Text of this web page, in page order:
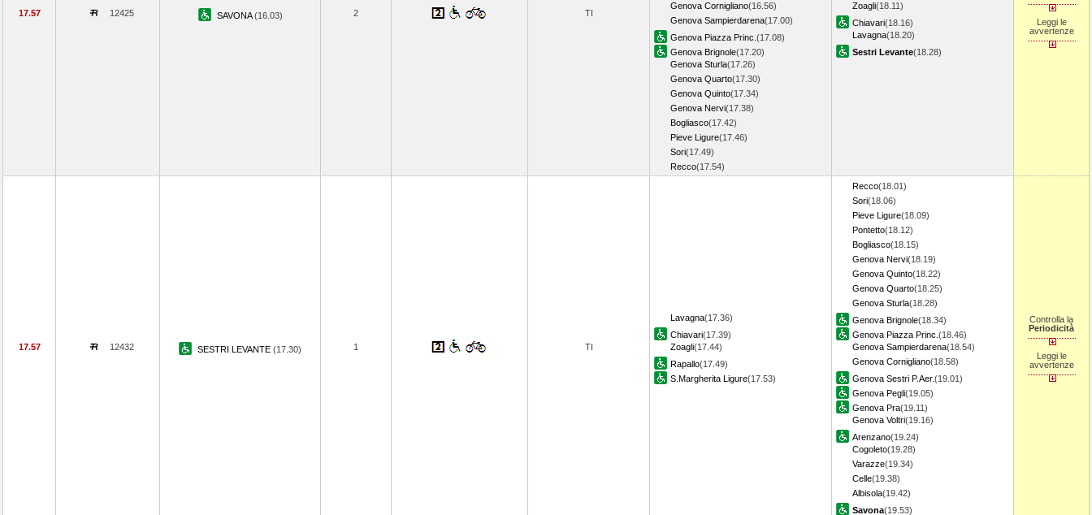
17.57 12425 SAVONA(16.03) 2 TI
Genova Cornigliano(16.56)
Genova Sampierdarena(17.00)
Genova Piazza Princ. (17.08)
Genova Brignole(17.20)
Genova Sturla(17.26)
Genova Quarto(17.30)
Genova Quinto(17.34)
Genova Nervi(17.38)
Bogliasco(17.42)
Pieve Ligure(17.46)
Sori(17.49)
Recco(17.54)
Zoagli(18.11)
Chiavari(18.16)
Lavagna(18.20)
Sestri Levante(18.28)
Leggi le
avvertenze
17.57 12432 SESTRI LEVANTE (17.30) 1 TI
Lavagna(17.36)
Chiavari(17.39)
Zoagli(17.44)
Rapallo(17.49)
S.Margherita Ligure(17.53)
Recco(18.01)
Sori(18.06)
Pieve Ligure(18.09)
Pontetto(18.12)
Bogliasco(18.15)
Genova Nervi(18.19)
Genova Quinto(18.22)
Genova Quarto(18.25)
Genova Sturla(18.28)
Genova Brignole(18.34)
Genova Piazza Princ. (18.46)
Genova Sampierdarena(18.54)
Genova Cornigliano(18.58)
Genova Sestri P.Aer.(19.01)
Genova Pegli(19.05)
Genova Pra(19.11)
Genova Voltri(19.16)
Arenzano(19.24)
Cogoleto(19.28)
Varazze(19.34)
Celle(19.38)
Albisola(19.42)
Savona(19.53)
Controlla la
Periodicità
Leggi le
avvertenze